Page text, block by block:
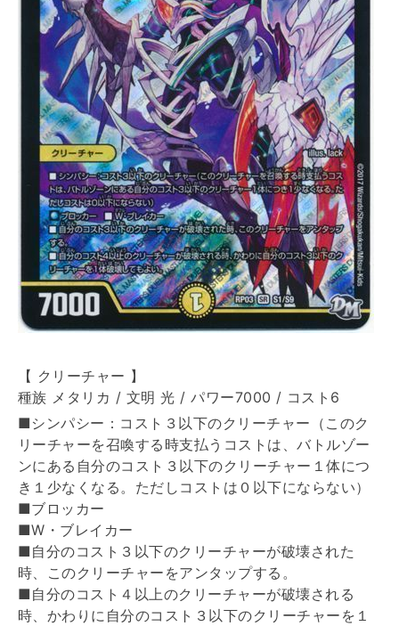
【 クリーチャー 】
種族 メタリカ / 文明 光 / パワー7000 / コスト6
■シンパシー：コスト３以下のクリーチャー（このク
リーチャーを召喚する時支払うコストは、バトルゾー
ンにある自分のコスト３以下のクリーチャー１体につ
き１少なくなる。ただしコストは０以下にならない）
■ブロッカー
■W・ブレイカー
■自分のコスト３以下のクリーチャーが破壊された
時、このクリーチャーをアンタップする。
■自分のコスト４以上のクリーチャーが破壊される
時、かわりに自分のコスト３以下のクリーチャーを１